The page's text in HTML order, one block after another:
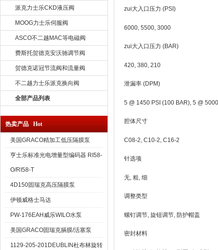
派克力士乐CKD液压阀
MOOG力士乐伺服阀
ASCO不二越MAC等电磁阀
费斯托贺德克安沃驰调节阀
贺德克诺冠节流阀和流量阀
不二越力士乐派克换向阀
全部产品列表
热卖产品 Hot
美国GRACO精加工低压隔膜泵
亨士乐标准光电增量型编码器 RI58-
O/RI58-T
4D150固瑞克高压隔膜泵
伊顿威格士马达
PW-176EAH威乐WILO水泵
美国GRACO固瑞克膈膜/活塞泵
1129-205-201DEUBLIN杜布林旋转
zui大入口压力 (PSI)
6000, 5500, 3000
zui大入口压力 (BAR)
420, 380, 210
泄漏率 (DPM)
5 @ 1450 PSI (100 BAR), 5 @
腔体尺寸
C08-2, C10-2, C16-2
针选项
无, 粗, 细
调整类型
螺钉调节, 旋钮调节, 防护帽盖
密封材料